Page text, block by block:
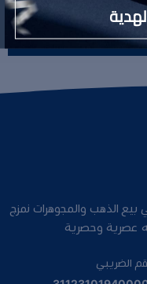
الذهب والمجوهرات نمزج
عصرية وحصرية
الضريبي